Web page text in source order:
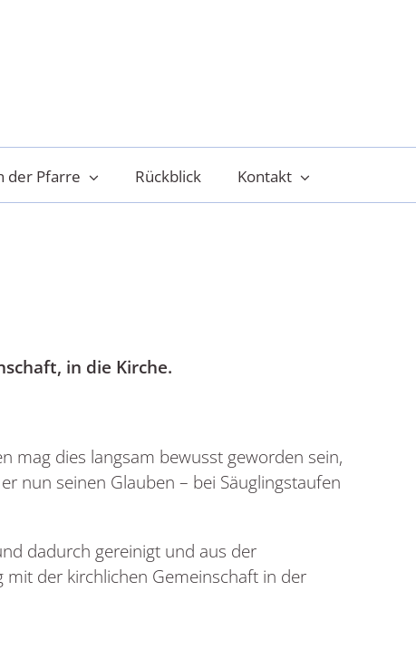
der Pfarre Rückblick Kontakt
in die Kirche.
mag dies langsam bewusst geworden sein,
nun seinen Glauben – bei Säuglingstaufen
dadurch gereinigt und aus der
der kirchlichen Gemeinschaft in der